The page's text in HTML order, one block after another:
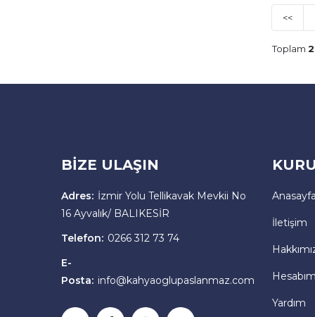
<<
Toplam
BİZE ULAŞIN
Adres: İzmir Yolu Tellikavak Mevkii No
16 Ayvalık/ BALIKESİR
Telefon: 0266 312 73 74
E-
Posta: info@kahyaoglupaslanmaz.com
Anasayfa
İletişim
Hesabım
Yardım